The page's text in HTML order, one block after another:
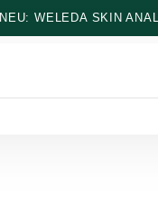
NEU: WELEDA SKIN